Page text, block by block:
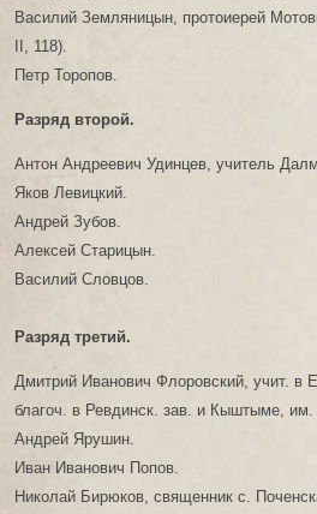
Василий Земляницын, протоиерей
II, 118).
Петр Торопов.
Разряд второй.
Антон Андреевич Удинцев, учитель
Яков Левицкий.
Андрей Зубов.
Алексей Старицын.
Василий Словцов.
Разряд третий.
Дмитрий Иванович Флоровский, учит. в
благоч. в Ревдинск. зав. и Кыштыме, им.
Андрей Ярушин.
Иван Иванович Попов.
Николай Бирюков, священник с.